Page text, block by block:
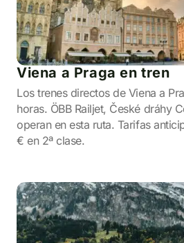
Viena a Praga en tren
Los trenes directos de Viena a
horas. ÖBB Railjet, České dráhy
operan en esta ruta. Tarifas
€ en 2ª clase.